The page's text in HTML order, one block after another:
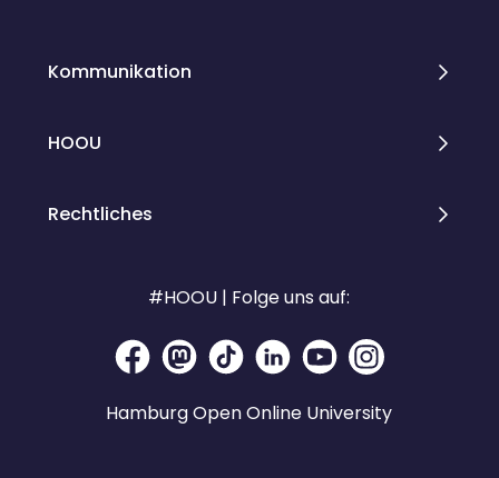
Kommunikation
HOOU
Rechtliches
#HOOU | Folge uns auf:
Hamburg Open Online University